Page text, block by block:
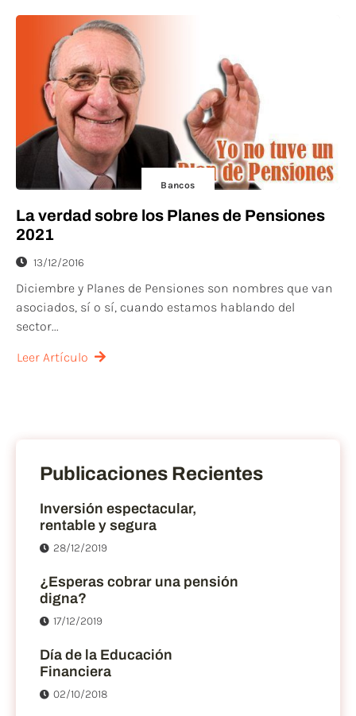
Bancos
La verdad sobre los Planes de Pensiones
2021
13/12/2016
Diciembre y Planes de Pensiones son nombres que van
asociados, sí o sí, cuando estamos hablando del
sector...
Leer Artículo
Publicaciones Recientes
Inversión espectacular,
rentable y segura
28/12/2019
¿Esperas cobrar una pensión
digna?
17/12/2019
Día de la Educación
Financiera
02/10/2018